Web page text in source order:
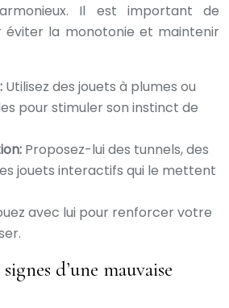
Il est important de
éviter la monotonie et maintenir
Utilisez des jouets à plumes ou
pour stimuler son instinct de
Proposez-lui des tunnels, des
jouets interactifs qui le mettent
avec lui pour renforcer votre
d’une mauvaise